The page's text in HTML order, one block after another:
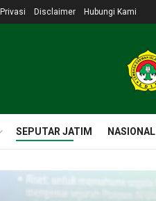
Disclaimer Hubungi Kami
SEPUTAR JATIM NASIONAL